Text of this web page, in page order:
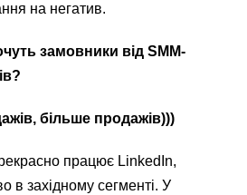
на негатив.
замовники від SMM-
більше продажів)))
працює LinkedIn,
в західному сегменті. У